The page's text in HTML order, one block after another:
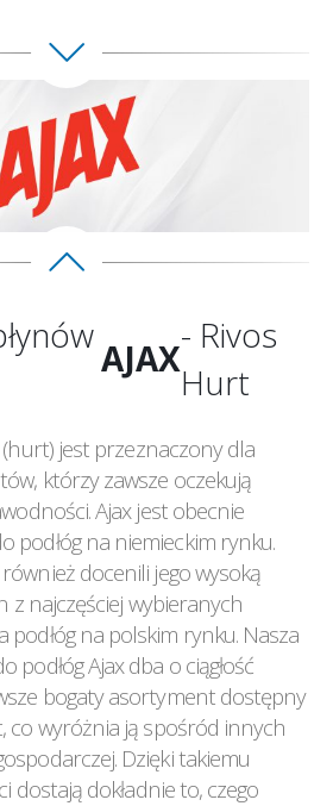
AJAX
- Rivos
Hurt
(hurt) jest przeznaczony dla
którzy zawsze oczekują
Ajax jest obecnie
podłóg na niemieckim rynku.
docenili jego wysoką
z najczęściej wybieranych
na polskim rynku. Nasza
podłóg Ajax dba o ciągłość
bogaty asortyment dostępny
co wyróżnia ją spośród innych
Dzięki takiemu
dostają dokładnie to, czego